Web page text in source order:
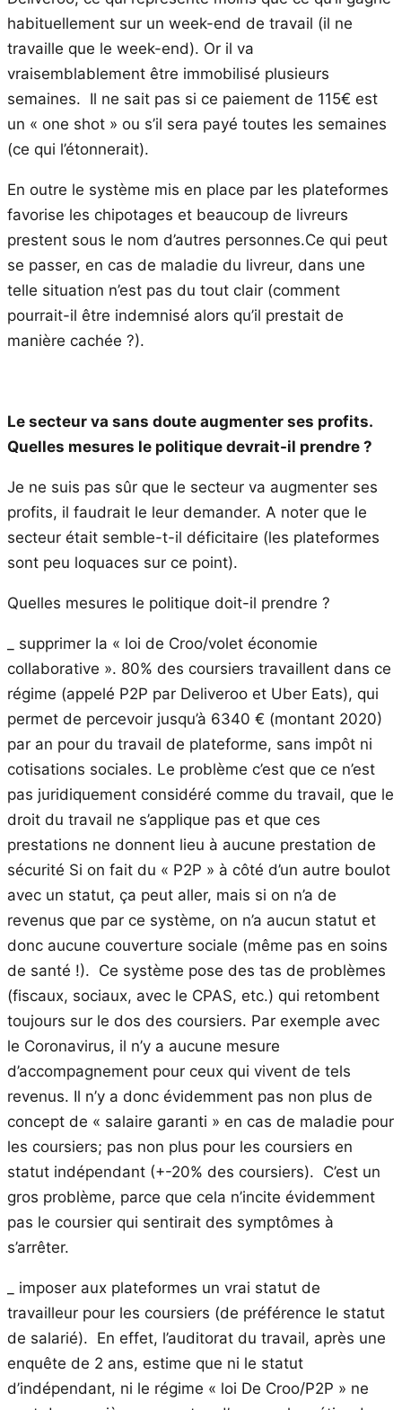
habituellement sur un week-end de travail (il ne
travaille que le week-end). Or il va
vraisemblablement être immobilisé plusieurs
semaines. Il ne sait pas si ce paiement de 115€ est
un « one shot » ou s’il sera payé toutes les semaines
(ce qui l’étonnerait).
En outre le système mis en place par les plateformes
favorise les chipotages et beaucoup de livreurs
prestent sous le nom d’autres personnes.Ce qui peut
se passer, en cas de maladie du livreur, dans une
telle situation n’est pas du tout clair (comment
pourrait-il être indemnisé alors qu’il prestait de
manière cachée ?).
Le secteur va sans doute augmenter ses profits.
Quelles mesures le politique devrait-il prendre ?
Je ne suis pas sûr que le secteur va augmenter ses
profits, il faudrait le leur demander. A noter que le
secteur était semble-t-il déficitaire (les plateformes
sont peu loquaces sur ce point).
Quelles mesures le politique doit-il prendre ?
_ supprimer la « loi de Croo/volet économie
collaborative ». 80% des coursiers travaillent dans ce
régime (appelé P2P par Deliveroo et Uber Eats), qui
permet de percevoir jusqu’à 6340 € (montant 2020)
par an pour du travail de plateforme, sans impôt ni
cotisations sociales. Le problème c’est que ce n’est
pas juridiquement considéré comme du travail, que le
droit du travail ne s’applique pas et que ces
prestations ne donnent lieu à aucune prestation de
sécurité Si on fait du « P2P » à côté d’un autre boulot
avec un statut, ça peut aller, mais si on n’a de
revenus que par ce système, on n’a aucun statut et
donc aucune couverture sociale (même pas en soins
de santé !). Ce système pose des tas de problèmes
(fiscaux, sociaux, avec le CPAS, etc.) qui retombent
toujours sur le dos des coursiers. Par exemple avec
le Coronavirus, il n’y a aucune mesure
d’accompagnement pour ceux qui vivent de tels
revenus. Il n’y a donc évidemment pas non plus de
concept de « salaire garanti » en cas de maladie pour
les coursiers; pas non plus pour les coursiers en
statut indépendant (+-20% des coursiers). C’est un
gros problème, parce que cela n’incite évidemment
pas le coursier qui sentirait des symptômes à
s’arrêter.
_ imposer aux plateformes un vrai statut de
travailleur pour les coursiers (de préférence le statut
de salarié). En effet, l’auditorat du travail, après une
enquête de 2 ans, estime que ni le statut
d’indépendant, ni le régime « loi De Croo/P2P » ne